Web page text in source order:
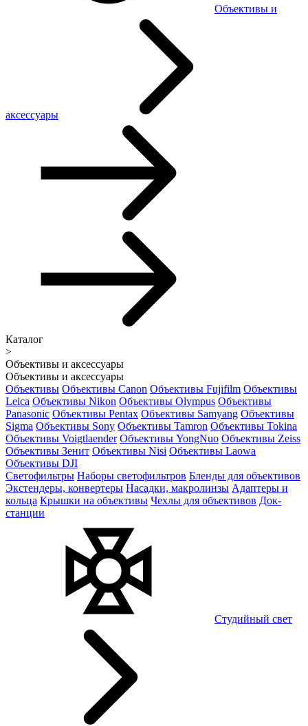
Объективы и
аксессуары
Каталог
>
Объективы и аксессуары
Объективы и аксессуары
Объективы Объективы Canon Объективы Fujifilm Объективы
Leica Объективы Nikon Объективы Olympus Объективы
Panasonic Объективы Pentax Объективы Samyang Объективы
Sigma Объективы Sony Объективы Tamron Объективы Tokina
Объективы Voigtlaender Объективы YongNuo Объективы Zeiss
Объективы Зенит Объективы Nisi Объективы Laowa
Объективы DJI
Светофильтры Наборы светофильтров Бленды для объективов
Экстендеры, конвертеры Насадки, макролинзы Адаптеры и
кольца Крышки на объективы Чехлы для объективов Док-
станции
Студийный свет